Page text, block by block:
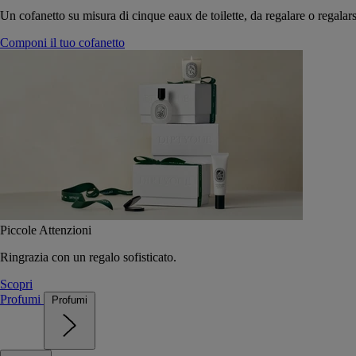
Un cofanetto su misura di cinque eaux de toilette, da regalare o
Componi il tuo cofanetto
Piccole Attenzioni
Ringrazia con un regalo sofisticato.
Scopri
Profumi
Profumi